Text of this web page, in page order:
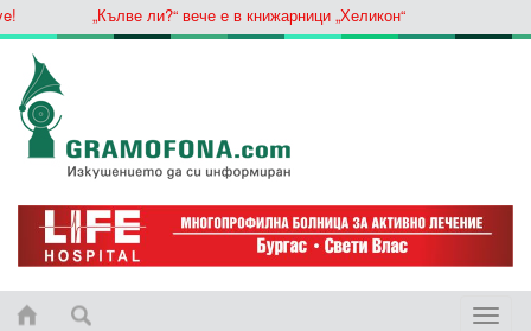
„Кълве ли?“ вече е в книжарници „Хеликон“
Toggle